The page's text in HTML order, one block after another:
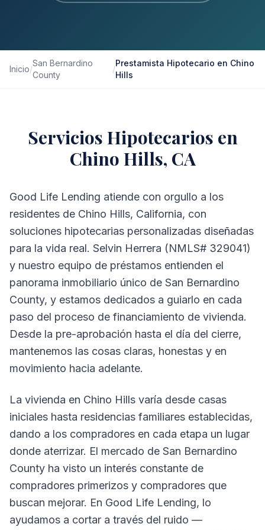
Inicio/
San Bernardino
County
/
Prestamista Hipotecario en Chino
Hills
Servicios Hipotecarios en
Chino Hills, CA
Good Life Lending atiende con orgullo a los
residentes de Chino Hills, California, con
soluciones hipotecarias personalizadas diseñadas
para la vida real. Selvin Herrera (NMLS# 329041)
y nuestro equipo de préstamos entienden el
panorama inmobiliario único de San Bernardino
County, y estamos dedicados a guiarlo en cada
paso del proceso de financiamiento de vivienda.
Desde la pre-aprobación hasta el día del cierre,
mantenemos las cosas claras, honestas y en
movimiento hacia adelante.
La vivienda en Chino Hills varía desde casas
iniciales hasta residencias familiares establecidas,
dando a los compradores en cada etapa un lugar
donde aterrizar. El mercado de San Bernardino
County ha visto un interés constante de
compradores primerizos y compradores que
buscan mejorar. En Good Life Lending, lo
ayudamos a cortar a través del ruido —